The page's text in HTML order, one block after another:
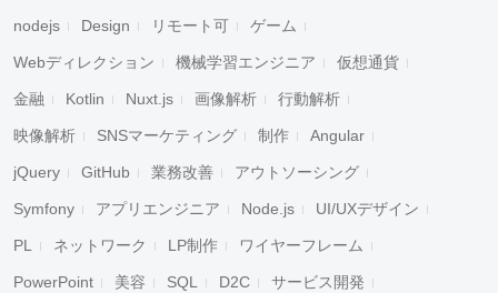
nodejs Design リモート可 ゲーム
Webディレクション 機械学習エンジニア 仮想通貨
金融 Kotlin Nuxt.js 画像解析 行動解析
映像解析 SNSマーケティング 制作 Angular
jQuery GitHub 業務改善 アウトソーシング
Symfony アプリエンジニア Node.js UI/UXデザイン
PL ネットワーク LP制作 ワイヤーフレーム
PowerPoint 美容 SQL D2C サービス開発